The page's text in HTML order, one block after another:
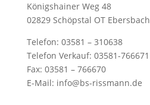
Königshainer Weg 48
02829 Schöpstal OT Ebersbach
Telefon: 03581 – 310638
Telefon Verkauf: 03581-766671
Fax: 03581 – 766670
E-Mail: info@bs-rissmann.de